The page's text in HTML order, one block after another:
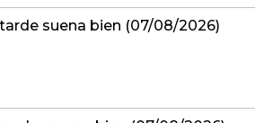
suena bien (07/08/2026)